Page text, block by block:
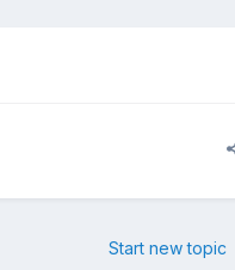
Start new topic